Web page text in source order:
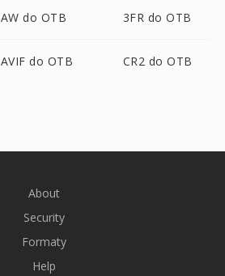
AW do OTB 3FR do OTB
AVIF do OTB CR2 do OTB
About
Security
Formaty
Help